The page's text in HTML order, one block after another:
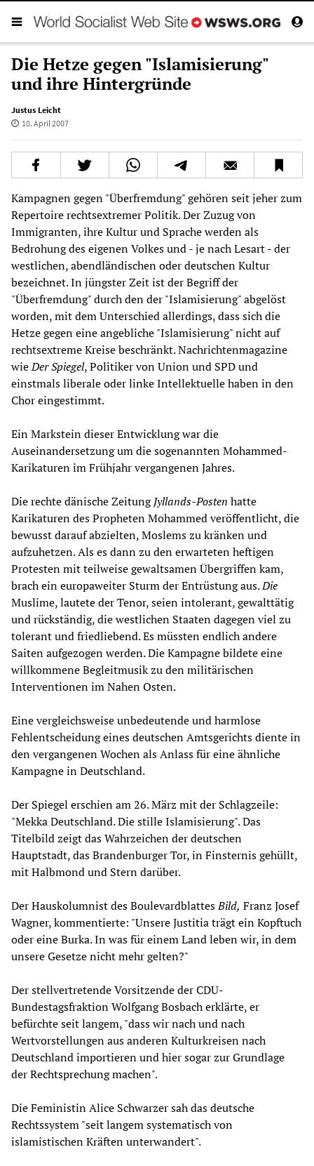
Die Hetze gegen "Islamisierung"
und ihre Hintergründe
Justus Leicht
10. April 2007
Kampagnen gegen "Überfremdung" gehören seit jeher zum
Repertoire rechtsextremer Politik. Der Zuzug von
Immigranten, ihre Kultur und Sprache werden als
Bedrohung des eigenen Volkes und - je nach Lesart - der
westlichen, abendländischen oder deutschen Kultur
bezeichnet. In jüngster Zeit ist der Begriff der
"Überfremdung" durch den der "Islamisierung" abgelöst
worden, mit dem Unterschied allerdings, dass sich die
Hetze gegen eine angebliche "Islamisierung" nicht auf
rechtsextreme Kreise beschränkt. Nachrichtenmagazine
wieDer Spiegel, Politiker von Union und SPD und
einstmals liberale oder linke Intellektuelle haben in den
Chor eingestimmt.
Ein Markstein dieser Entwicklung war die
Auseinandersetzung um die sogenannten Mohammed-
Karikaturen im Frühjahr vergangenen Jahres.
Die rechte dänische ZeitungJyllands-Posten hatte
Karikaturen des Propheten Mohammed veröffentlicht, die
bewusst darauf abzielten, Moslems zu kränken und
aufzuhetzen. Als es dann zu den erwarteten heftigen
Protesten mit teilweise gewaltsamen Übergriffen kam,
brach ein europaweiter Sturm der Entrüstung aus.Die
Muslime, lautete der Tenor, seien intolerant, gewalttätig
und rückständig, die westlichen Staaten dagegen viel zu
tolerant und friedliebend. Es müssten endlich andere
Saiten aufgezogen werden. Die Kampagne bildete eine
willkommene Begleitmusik zu den militärischen
Interventionen im Nahen Osten.
Eine vergleichsweise unbedeutende und harmlose
Fehlentscheidung eines deutschen Amtsgerichts diente in
den vergangenen Wochen als Anlass für eine ähnliche
Kampagne in Deutschland.
Der Spiegel erschien am 26. März mit der Schlagzeile:
"Mekka Deutschland. Die stille Islamisierung". Das
Titelbild zeigt das Wahrzeichen der deutschen
Hauptstadt, das Brandenburger Tor, in Finsternis gehüllt,
mit Halbmond und Stern darüber.
Der Hauskolumnist des BoulevardblattesBild, Franz Josef
Wagner, kommentierte: "Unsere Justitia trägt ein Kopftuch
oder eine Burka. In was für einem Land leben wir, in dem
unsere Gesetze nicht mehr gelten?"
Der stellvertretende Vorsitzende der CDU-
Bundestagsfraktion Wolfgang Bosbach erklärte, er
befürchte seit langem, "dass wir nach und nach
Wertvorstellungen aus anderen Kulturkreisen nach
Deutschland importieren und hier sogar zur Grundlage
der Rechtsprechung machen".
Die Feministin Alice Schwarzer sah das deutsche
Rechtssystem "seit langem systematisch von
islamistischen Kräften unterwandert".